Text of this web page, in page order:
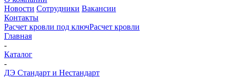
Новости Сотрудники Вакансии
Контакты
Расчет кровли под ключРасчет кровли
Главная
-
Каталог
-
ДЭ Стандарт и Нестандарт